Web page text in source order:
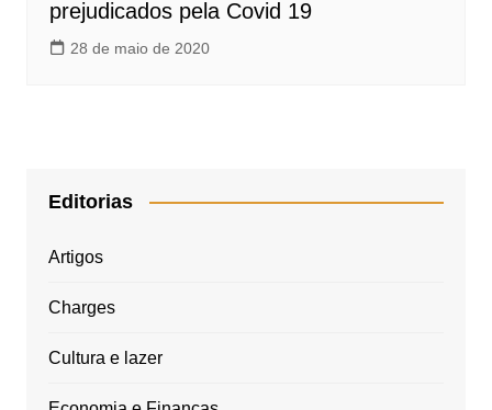
prejudicados pela Covid 19
28 de maio de 2020
Editorias
Artigos
Charges
Cultura e lazer